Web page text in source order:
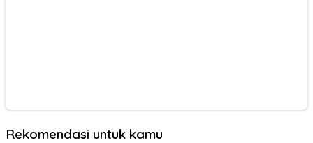
Rekomendasi untuk kamu